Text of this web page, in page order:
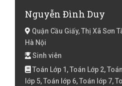
Nguyễn Đình Duy
Quận Cầu Giấy, Thị Xã Sơn
Hà Nội
Sinh viên
Toán Lớp 1, Toán Lớp 2,
lớp 5, Toán lớp 6, Toán lớp 7,